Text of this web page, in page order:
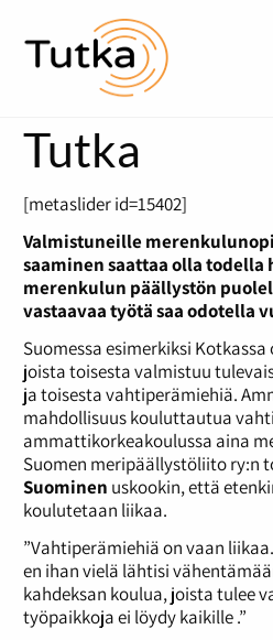
Tutka
[metaslider id=15402]
Valmistuneille
saaminen saattaa olla todella
merenkulun päällystön
vastaavaa työtä saa odotella
Suomessa esimerkiksi
joista toisesta valmistuu
ja toisesta vahtiperämiehiä.
mahdollisuus kouluttautua
ammattikorkeakoulussa aina
Suomen meripäällystöliito ry:n
Suominen uskookin, että
koulutetaan liikaa.
”Vahtiperämiehiä on vaan
en ihan vielä lähtisi
kahdeksan koulua, joista tulee
työpaikkoja ei löydy kaikille .”